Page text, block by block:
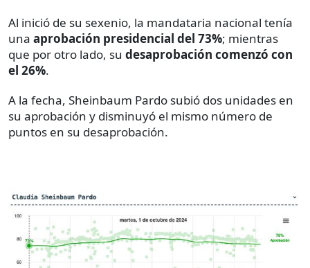
Al inició de su sexenio, la mandataria nacional tenía
una aprobación presidencial del 73%; mientras
que por otro lado, su desaprobación comenzó con
el 26%.
A la fecha, Sheinbaum Pardo subió dos unidades en
su aprobación y disminuyó el mismo número de
puntos en su desaprobación.